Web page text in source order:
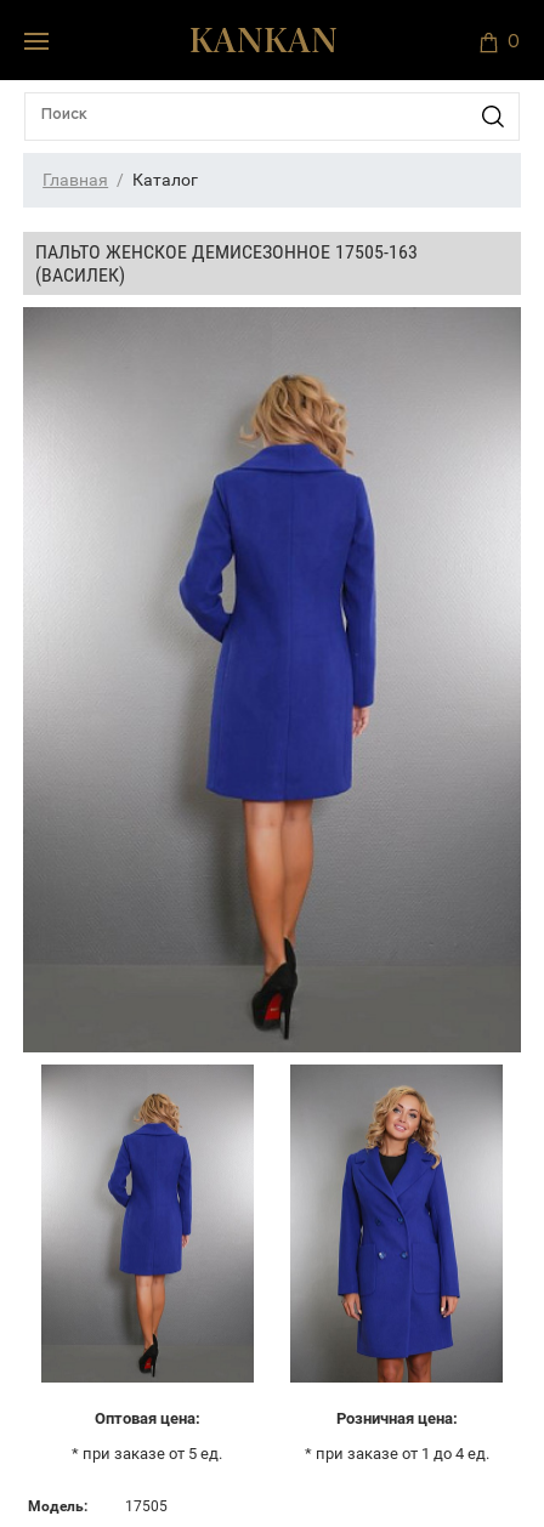
0
Главная Каталог
ПАЛЬТО ЖЕНСКОЕ ДЕМИСЕЗОННОЕ 17505-163
(ВАСИЛЕК)
Оптовая цена:
* при заказе от 5 ед.
Розничная цена:
* при заказе от 1 до 4 ед.
Модель:
17505